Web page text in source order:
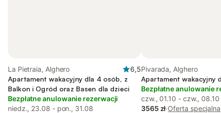
La Pietraia, Alghero
6,5
Apartament wakacyjny dla 4 osób, z
Balkon i Ogród oraz Basen dla dzieci
Bezpłatne anulowanie rezerwacji
niedz., 23.08 - pon., 31.08
Pivarada, Alghero
Apartament wakacyjny
Bezpłatne anulowanie
czw., 01.10 - czw., 08.10
3565 zł·Oferta specjalna